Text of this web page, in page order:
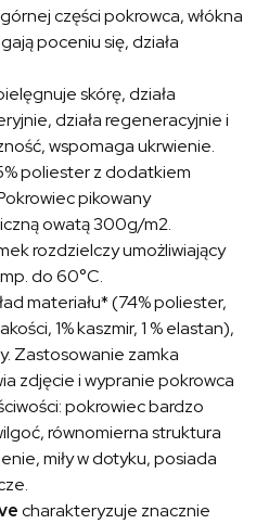
części pokrowca, włókna
poceniu się, działa
skórę, działa
działa regeneracyjnie i
wspomaga ukrwienie.
poliester z dodatkiem
pikowany
owatą 300g/m2.
rozdzielczy umożliwiający
do 60°C.
materiału* (74% poliester,
1% kaszmir, 1 % elastan),
Zastosowanie zamka
zdjęcie i wypranie pokrowca
pokrowiec bardzo
równomierna struktura
miły w dotyku, posiada
charakteryzuje znacznie